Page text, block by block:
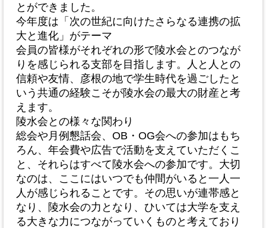
とができました。
今年度は「次の世紀に向けたさらなる連携の拡
大と進化」がテーマ
会員の皆様がそれぞれの形で陵水会とのつなが
りを感じられる支部を目指します。人と人との
信頼や友情、彦根の地で学生時代を過ごしたと
いう共通の経験こそが陵水会の最大の財産と考
えます。
陵水会との様々な関わり
総会や月例懇話会、OB・OG会への参加はもち
ろん、年会費や広告で活動を支えていただくこ
と、それらはすべて陵水会への参加です。大切
なのは、ここにはいつでも仲間がいると一人一
人が感じられることです。その思いが連帯感と
なり、陵水会の力となり、ひいては大学を支え
る大きな力につながっていくものと考えており